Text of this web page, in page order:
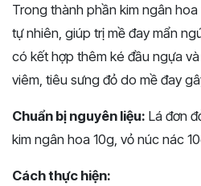
Trong thành phần kim ngân
tự nhiên, giúp trị mề đay mẩn
có kết hợp thêm ké đầu ngựa
viêm, tiêu sưng đỏ do mề đay
Chuẩn bị nguyên liệu: Lá đơn
kim ngân hoa 10g, vỏ núc nác
Cách thực hiện: